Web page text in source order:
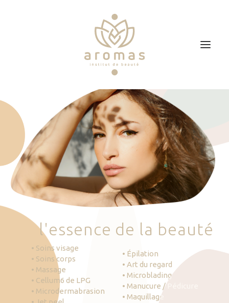
Soins
Je veux faire un bon cadeau
Plan d’accès
Prendre RDV
l'essence de la beauté
• Soins visage
• Soins corps
• Massage
• Cellum6 de LPG
• Microdermabrasion
• Épilation
• Art du regard
• Microblading
• Manucure / Pédicure
• Maquillage